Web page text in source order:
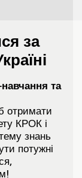
за
та
отримати
КРОК і
знань
потужні